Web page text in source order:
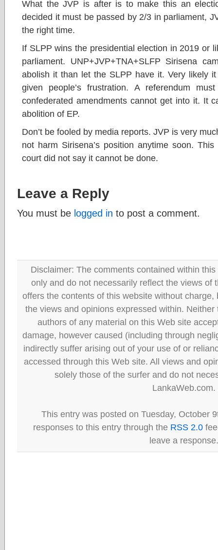
What the JVP is after is to make this an
decided it must be passed by 2/3 in parliament,
the right time.
If SLPP wins the presidential election in 2019 or
parliament. UNP+JVP+TNA+SLFP Sirisena
abolish it than let the SLPP have it. Very likely
given people’s frustration. A referendum
confederated amendments cannot get into it. It
abolition of EP.
Don’t be fooled by media reports. JVP is very
not harm Sirisena’s position anytime soon.
court did not say it cannot be done.
Leave a Reply
You must be logged in to post a comment.
Disclaimer: The comments contained within
only and do not necessarily reflect the views of
offers the contents of this website without
the views and opinions expressed within.
authors of any material on this Web site
damage, however caused (including through
indirectly suffer arising out of your use of or
accessed through this Web site. All views and
solely those of the surfer and do not
LankaWeb.com.
This entry was posted on Tuesday, October
responses to this entry through the RSS 2.0
leave a response.